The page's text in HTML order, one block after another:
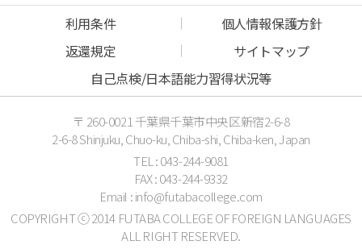
利用条件
個人情報保護方針
返還規定
サイトマップ
自己点検/日本語能力習得状況等
〒 260-0021 千葉県千葉市中央区新宿2-6-8
2-6-8 Shinjuku, Chuo-ku, Chiba-shi, Chiba-ken, Japan
TEL : 043-244-9081
FAX : 043-244-9332
Email : info@futabacollege.com
COPYRIGHT ⓒ 2014 FUTABA COLLEGE OF FOREIGN LANGUAGES
ALL RIGHT RESERVED.